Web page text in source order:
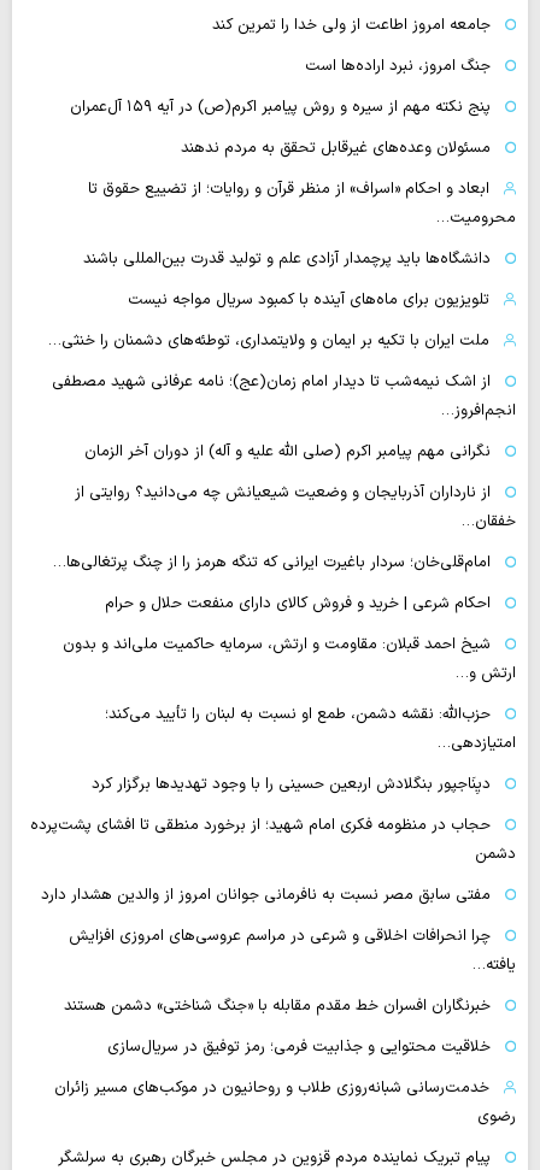
جامعه امروز اطاعت از ولی خدا را تمرین کند
جنگ امروز، نبرد اراده‌ها است
پنج نکته مهم از سیره و روش پیامبر اکرم(ص) در آیه ۱۵۹ آل‌عمران
مسئولان وعده‌های غیرقابل تحقق به مردم ندهند
ابعاد و احکام «اسراف» از منظر قرآن و روایات؛ از تضییع حقوق تا
محرومیت…
دانشگاه‌ها باید پرچمدار آزادی علم و تولید قدرت بین‌المللی باشند
تلویزیون برای ماه‌های آینده با کمبود سریال مواجه نیست
ملت ایران با تکیه بر ایمان و ولایتمداری، توطئه‌های دشمنان را خنثی…
از اشک نیمه‌شب تا دیدار امام زمان(عج)؛ نامه عرفانی شهید مصطفی
انجم‌افروز…
نگرانی مهم پیامبر اکرم (صلی الله علیه و آله) از دوران آخر الزمان
از نارداران آذربایجان و وضعیت شیعیانش چه می‌دانید؟ روایتی از
خفقان…
امام‌قلی‌خان؛ سردار باغیرت ایرانی که تنگه هرمز را از چنگ پرتغالی‌ها…
احکام شرعی | خرید و فروش کالای دارای منفعت حلال و حرام
شیخ احمد قبلان: مقاومت و ارتش، سرمایه حاکمیت ملی‌اند و بدون
ارتش و…
حزب‌الله: نقشه دشمن، طمع‌ او نسبت به لبنان را تأیید می‌کند؛
امتیازدهی…
دیِنَاجپور بنگلادش اربعین حسینی را با وجود تهدیدها برگزار کرد
حجاب در منظومه فکری امام شهید؛ از برخورد منطقی تا افشای پشت‌پرده
دشمن
مفتی سابق مصر نسبت به نافرمانی جوانان امروز از والدین هشدار دارد
چرا انحرافات اخلاقی و شرعی در مراسم عروسی‌های امروزی افزایش
یافته…
خبرنگاران افسران خط مقدم مقابله با «جنگ شناختی» دشمن هستند
خلاقیت محتوایی و جذابیت فرمی؛ رمز توفیق در سریال‌سازی
خدمت‌رسانی شبانه‌روزی طلاب و روحانیون در موکب‌های مسیر زائران
رضوی
پیام تبریک نماینده مردم قزوین در مجلس خبرگان رهبری به سرلشگر